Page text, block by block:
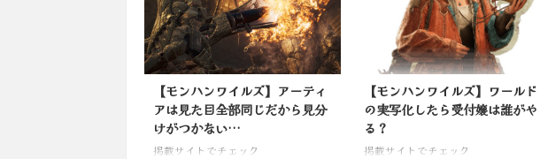
【モンハンワイルズ】アーティ
アは見た目全部同じだから見分
けがつかない…
掲載サイトでチェック
【モンハンワイルズ】ワールド
の実写化したら受付嬢は誰がや
る？
掲載サイトでチェック